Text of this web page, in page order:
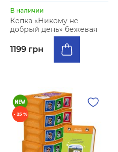
В наличии
Кепка «Никому не
добрый день» бежевая
1199 грн
- 25 %